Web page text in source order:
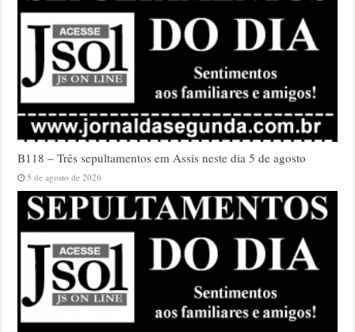
B118 – Três sepultamentos em Assis neste dia 5 de agosto
5 de agosto de 2026